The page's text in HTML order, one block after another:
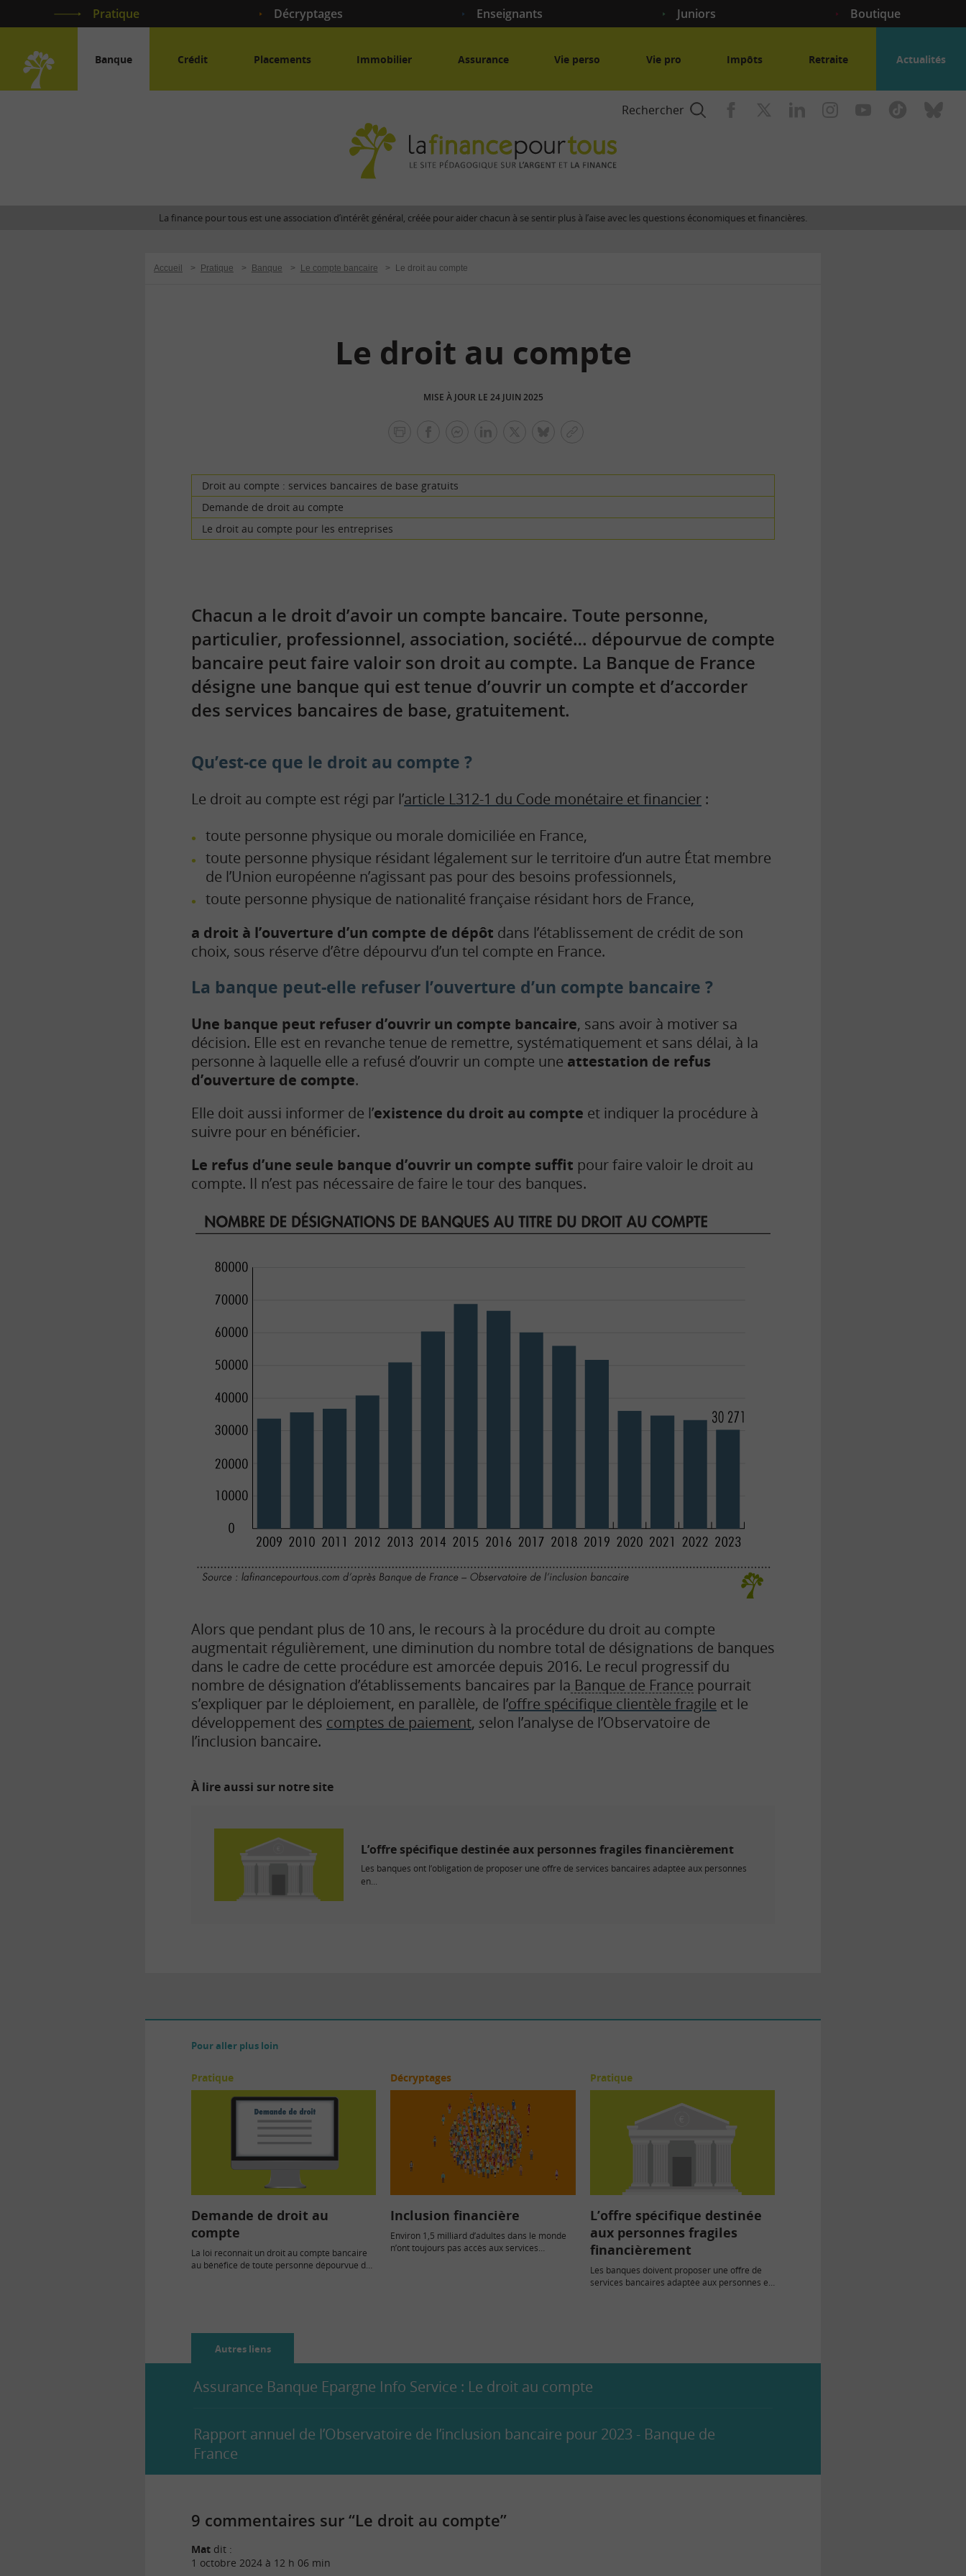
Pratique Décryptages Enseignants Juniors Boutique
Banque Crédit Placements Immobilier Assurance Vie perso Vie pro Impôts Retraite Actualités
Rechercher
finance
site
La finance pour tous est une association d’intérêt général, créée pour aider chacun à se sentir plus à l’aise avec les questions économiques et financières.
Accueil > Pratique > Banque > Le compte bancaire > Le droit au compte
Le droit au compte
MISE À JOUR LE 24 JUIN 2025
lien
Droit au compte : services bancaires de base gratuits
Demande de droit au compte
Le droit au compte pour les entreprises
Chacun a le droit d’avoir un compte bancaire. Toute personne,
particulier, professionnel, association, société… dépourvue de compte
bancaire peut faire valoir son droit au compte. La Banque de France
désigne une banque qui est tenue d’ouvrir un compte et d’accorder
des services bancaires de base, gratuitement.
Qu’est-ce que le droit au compte ?
Le droit au compte est régi par l’article L312-1 du Code monétaire et financier :
toute personne physique ou morale domiciliée en France,
toute personne physique résidant légalement sur le territoire d’un autre État membre
de l’Union européenne n’agissant pas pour des besoins professionnels,
toute personne physique de nationalité française résidant hors de France,
a droit à l’ouverture d’un compte de dépôt dans l’établissement de crédit de son
choix, sous réserve d’être dépourvu d’un tel compte en France.
La banque peut-elle refuser l’ouverture d’un compte bancaire ?
Une banque peut refuser d’ouvrir un compte bancaire, sans avoir à motiver sa
décision. Elle est en revanche tenue de remettre, systématiquement et sans délai, à la
personne à laquelle elle a refusé d’ouvrir un compte une attestation de refus
d’ouverture de compte.
Elle doit aussi informer de l’existence du droit au compte et indiquer la procédure à
suivre pour en bénéficier.
Le refus d’une seule banque d’ouvrir un compte suffit pour faire valoir le droit au
compte. Il n’est pas nécessaire de faire le tour des banques.
Alors que pendant plus de 10 ans, le recours à la procédure du droit au compte
augmentait régulièrement, une diminution du nombre total de désignations de banques
dans le cadre de cette procédure est amorcée depuis 2016. Le recul progressif du
nombre de désignation d’établissements bancaires par la Banque de France pourrait
s’expliquer par le déploiement, en parallèle, de l’offre spécifique clientèle fragile et le
développement des comptes de paiement, selon l’analyse de l’Observatoire de
l’inclusion bancaire.
À lire aussi sur notre site
L’offre spécifique destinée aux personnes fragiles financièrement
Les banques ont l’obligation de proposer une offre de services bancaires adaptée aux personnes
en...
Pour aller plus loin
Pratique
Demande de droit au
compte
La loi reconnait un droit au compte bancaire
au bénéfice de toute personne dépourvue de
Décryptages
Inclusion financière
Environ 1,5 milliard d’adultes dans le monde
n’ont toujours pas accès aux services
Pratique
L’offre spécifique destinée
aux personnes fragiles
financièrement
Les banques doivent proposer une offre de
services bancaires adaptée aux personnes en
Autres liens
Assurance Banque Epargne Info Service : Le droit au compte
Rapport annuel de l’Observatoire de l’inclusion bancaire pour 2023 - Banque de
France
9 commentaires sur “Le droit au compte”
Mat dit :
1 octobre 2024 à 12 h 06 min